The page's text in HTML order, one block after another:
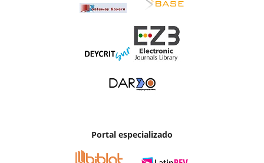
Portal especializado